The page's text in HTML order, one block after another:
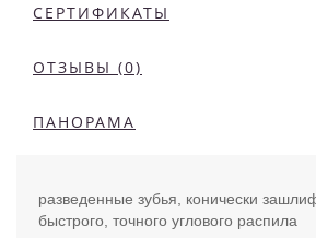
СЕРТИФИКАТЫ
ОТЗЫВЫ (0)
ПАНОРАМА
разведенные зубья, конически
быстрого, точного углового распила